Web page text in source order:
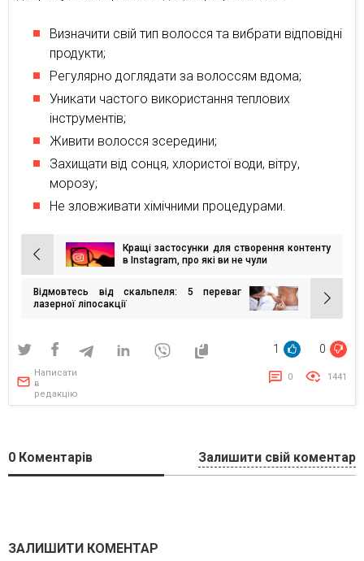
Визначити свій тип волосся та вибрати відповідні
продукти;
Регулярно доглядати за волоссям вдома;
Уникати частого використання теплових
інструментів;
Живити волосся зсередини;
Захищати від сонця, хлористої води, вітру,
морозу;
Не зловживати хімічними процедурами.
Навігація
записів
Кращі застосунки для створення контенту
в Instagram, про які ви не чули
Відмовтесь від скальпеля: 5 переваг
лазерної ліпосакції
1 0
Написати
в
редакцію
0 1441
0 Коментарів Залишити свій коментар
ЗАЛИШИТИ КОМЕНТАР